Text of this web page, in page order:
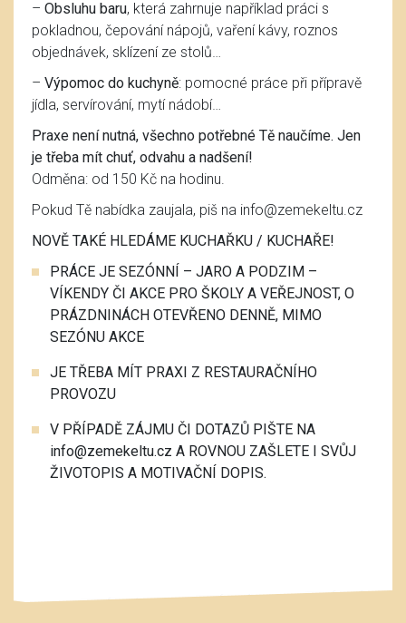
– Obsluhu baru, která zahrnuje například práci s
pokladnou, čepování nápojů, vaření kávy, roznos
objednávek, sklízení ze stolů…
– Výpomoc do kuchyně: pomocné práce při přípravě
jídla, servírování, mytí nádobí…
Praxe není nutná, všechno potřebné Tě naučíme. Jen
je třeba mít chuť, odvahu a nadšení!
Odměna: od 150 Kč na hodinu.
Pokud Tě nabídka zaujala, piš na info@zemekeltu.cz
NOVĚ TAKÉ HLEDÁME KUCHAŘKU / KUCHAŘE!
PRÁCE JE SEZÓNNÍ – JARO A PODZIM –
VÍKENDY ČI AKCE PRO ŠKOLY A VEŘEJNOST, O
PRÁZDNINÁCH OTEVŘENO DENNĚ, MIMO
SEZÓNU AKCE
JE TŘEBA MÍT PRAXI Z RESTAURAČNÍHO
PROVOZU
V PŘÍPADĚ ZÁJMU ČI DOTAZŮ PIŠTE NA
info@zemekeltu.cz A ROVNOU ZAŠLETE I SVŮJ
ŽIVOTOPIS A MOTIVAČNÍ DOPIS.